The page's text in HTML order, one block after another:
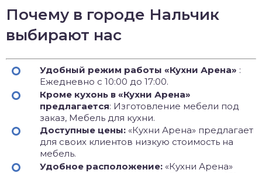
Почему в городе Нальчик
выбирают нас
Удобный режим работы «Кухни Арена» :
Ежедневно с 10:00 до 17:00.
Кроме кухонь в «Кухни Арена»
предлагается: Изготовление мебели под
заказ, Мебель для кухни.
Доступные цены: «Кухни Арена» предлагает
для своих клиентов низкую стоимость на
мебель.
Удобное расположение: «Кухни Арена»